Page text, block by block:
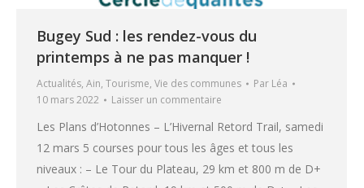
Bugey Sud : les rendez-vous du
printemps à ne pas manquer !
Actualités, Ain, Tourisme, Vie des communes Par Léa
10 mars 2022
Laisser un commentaire
Les Plans d’Hotonnes – L’Hivernal Retord Trail, samedi
12 mars 5 courses pour tous les âges et tous les
niveaux : – Le Tour du Plateau, 29 km et 800 m de D+